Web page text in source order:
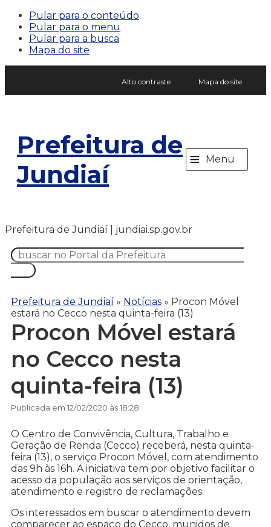
Pular para o conteúdo
Pular para o menu
Pular para a busca
Mapa do site
Alto contraste Mapa do site
Prefeitura de
Jundiaí
≡ Menu
Prefeitura de Jundiaí | jundiai.sp.gov.br
Prefeitura de Jundiaí » Notícias » Procon Móvel
estará no Cecco nesta quinta-feira (13)
Procon Móvel estará
no Cecco nesta
quinta-feira (13)
Publicada em 12/02/2020 às 18:28
O Centro de Convivência, Cultura, Trabalho e
Geração de Renda (Cecco) receberá, nesta quinta-
feira (13), o serviço Procon Móvel, com atendimento
das 9h às 16h. A iniciativa tem por objetivo facilitar o
acesso da população aos serviços de orientação,
atendimento e registro de reclamações.
Os interessados em buscar o atendimento devem
comparecer ao espaço do Cecco, munidos de